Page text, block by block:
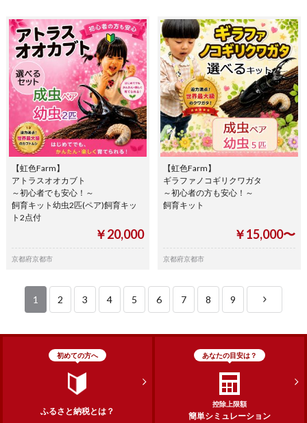
【虹色Farm】
アトラスオオカブト
～初心者でも安心！～
飼育キット幼虫2匹(ペア)飼育キッ
ト2点付
￥20,000
京都府京都市
【虹色Farm】
ギラファノコギリクワガタ
～初心者の方も安心！～
飼育キット
￥15,000〜
京都府京都市
1 2 3 4 5 6 7 8 9
初めての方へ
ふるさと納税とは？
あなたの目安は？
控除上限額
簡単シミュレーション